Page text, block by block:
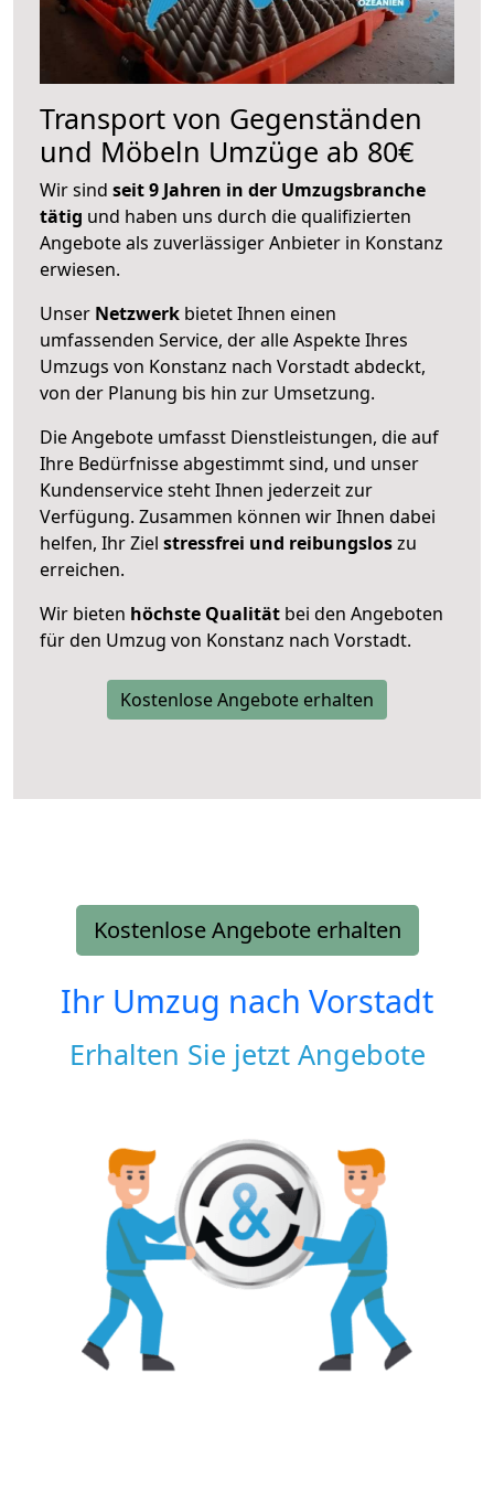
Transport von Gegenständen
und Möbeln Umzüge ab 80€
Wir sind seit 9 Jahren in der Umzugsbranche
tätig und haben uns durch die qualifizierten
Angebote als zuverlässiger Anbieter in Konstanz
erwiesen.
Unser Netzwerk bietet Ihnen einen
umfassenden Service, der alle Aspekte Ihres
Umzugs von Konstanz nach Vorstadt abdeckt,
von der Planung bis hin zur Umsetzung.
Die Angebote umfasst Dienstleistungen, die auf
Ihre Bedürfnisse abgestimmt sind, und unser
Kundenservice steht Ihnen jederzeit zur
Verfügung. Zusammen können wir Ihnen dabei
helfen, Ihr Ziel stressfrei und reibungsloszu
erreichen.
Wir bieten höchste Qualität bei den Angeboten
für den Umzug von Konstanz nach Vorstadt.
Kostenlose Angebote erhalten
Kostenlose Angebote erhalten
Ihr Umzug nach Vorstadt
Erhalten Sie jetzt Angebote